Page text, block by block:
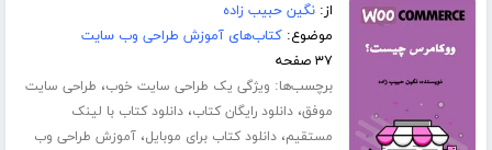
از:نگین حبیب زاده
موضوع:کتاب‌های آموزش طراحی وب سایت
۳۷ صفحه
برچسب‌ها: ویژگی یک طراحی سایت خوب، طراحی سایت
موفق،دانلود رایگان کتاب،دانلود کتاب با لینک
مستقیم،دانلود کتاب برای موبایل،آموزش طراحی وب